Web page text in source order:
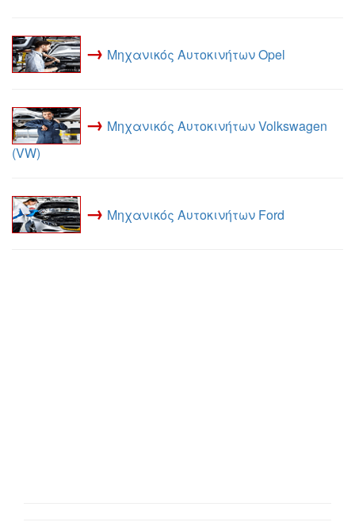
→ Μηχανικός Αυτοκινήτων Opel
→ Μηχανικός Αυτοκινήτων Volkswagen
(VW)
→ Μηχανικός Αυτοκινήτων Ford